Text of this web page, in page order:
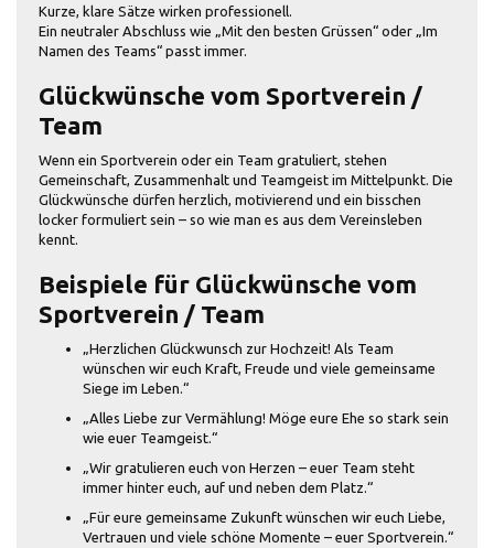
Kurze, klare Sätze wirken professionell.
Ein neutraler Abschluss wie „Mit den besten Grüssen“ oder „Im
Namen des Teams“ passt immer.
Glückwünsche vom Sportverein /
Team
Wenn ein Sportverein oder ein Team gratuliert, stehen
Gemeinschaft, Zusammenhalt und Teamgeist im Mittelpunkt. Die
Glückwünsche dürfen herzlich, motivierend und ein bisschen
locker formuliert sein – so wie man es aus dem Vereinsleben
kennt.
Beispiele für Glückwünsche vom
Sportverein / Team
„Herzlichen Glückwunsch zur Hochzeit! Als Team
wünschen wir euch Kraft, Freude und viele gemeinsame
Siege im Leben.“
„Alles Liebe zur Vermählung! Möge eure Ehe so stark sein
wie euer Teamgeist.“
„Wir gratulieren euch von Herzen – euer Team steht
immer hinter euch, auf und neben dem Platz.“
„Für eure gemeinsame Zukunft wünschen wir euch Liebe,
Vertrauen und viele schöne Momente – euer Sportverein.“